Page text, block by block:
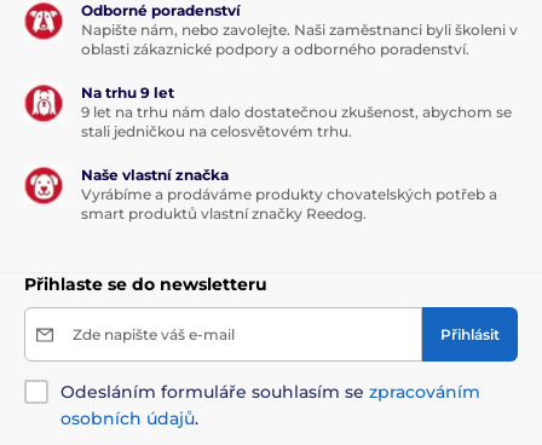
Odborné poradenství
Napište nám, nebo zavolejte. Naši zaměstnanci byli školeni v
oblasti zákaznické podpory a odborného poradenství.
Na trhu 9 let
9 let na trhu nám dalo dostatečnou zkušenost, abychom se
stali jedničkou na celosvětovém trhu.
Naše vlastní značka
Vyrábíme a prodáváme produkty chovatelských potřeb a
smart produktů vlastní značky Reedog.
Přihlaste se do newsletteru
Zde napište váš e-mail Přihlásit
Odesláním formuláře souhlasím se zpracováním
osobních údajů.